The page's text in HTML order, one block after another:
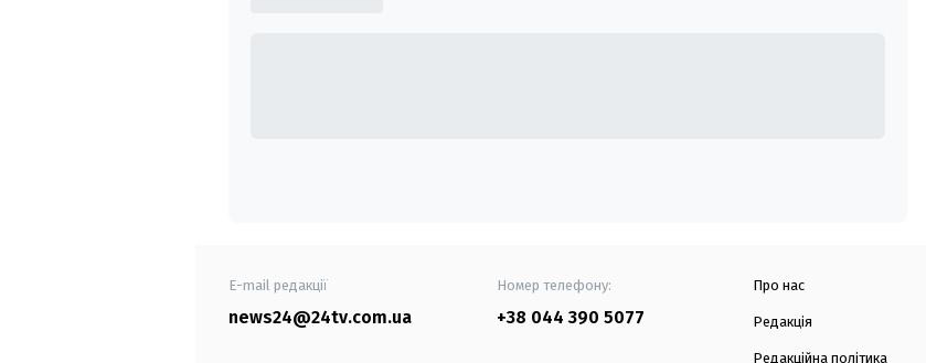
E-mail редакції
news24@24tv.com.ua
Номер телефону:
+38 044 390 5077
Про нас
Редакція
Редакційна політика